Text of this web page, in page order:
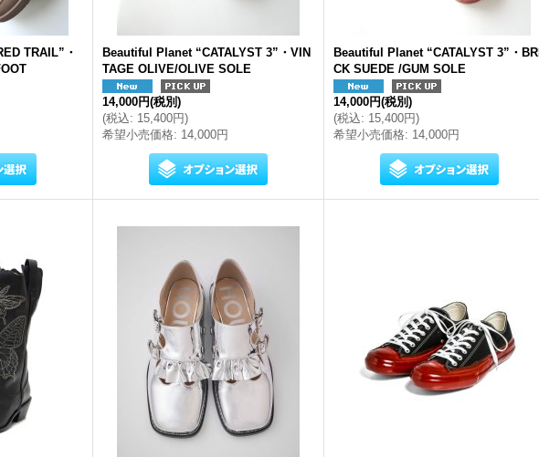
TRAIL”・
Beautiful Planet “CATALYST 3”・VIN
TAGE OLIVE/OLIVE SOLE
14,000円(税別)
(税込: 15,400円)
希望小売価格: 14,000円
Beautiful Planet “CATALYST 3”・BRI
CK SUEDE /GUM SOLE
14,000円(税別)
(税込: 15,400円)
希望小売価格: 14,000円